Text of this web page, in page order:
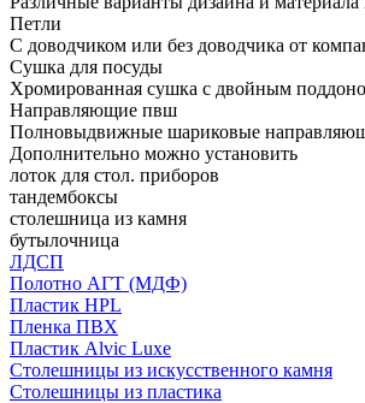
Петли
С доводчиком или без доводчика от
Сушка для посуды
Хромированная сушка с двойным
Направляющие пвш
Полновыдвижные шариковые
Дополнительно можно установить
лоток для стол. приборов
тандембоксы
столешница из камня
бутылочница
ЛДСП
Полотно АГТ (МДФ)
Пластик HPL
Пленка ПВХ
Пластик Alvic Luxe
Столешницы из искусственного камня
Столешницы из пластика